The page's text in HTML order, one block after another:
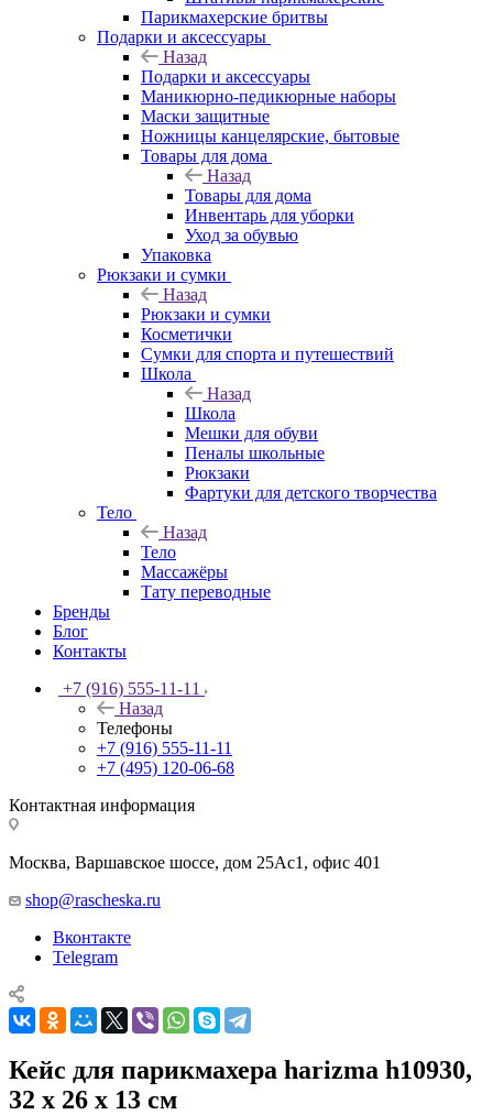
Парикмахерские бритвы
Подарки и аксессуары
Назад
Подарки и аксессуары
Маникюрно-педикюрные наборы
Маски защитные
Ножницы канцелярские, бытовые
Товары для дома
Назад
Товары для дома
Инвентарь для уборки
Уход за обувью
Упаковка
Рюкзаки и сумки
Назад
Рюкзаки и сумки
Косметички
Сумки для спорта и путешествий
Школа
Назад
Школа
Мешки для обуви
Пеналы школьные
Рюкзаки
Фартуки для детского творчества
Тело
Назад
Тело
Массажёры
Тату переводные
Бренды
Блог
Контакты
+7 (916) 555-11-11
Назад
Телефоны
+7 (916) 555-11-11
+7 (495) 120-06-68
Контактная информация
Москва, Варшавское шоссе, дом 25Аc1, офис 401
shop@rascheska.ru
Вконтакте
Telegram
Кейс для парикмахера harizma h10930,
32 x 26 x 13 см